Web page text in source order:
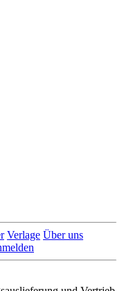
Verlage Über uns